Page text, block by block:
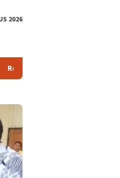
2026
Disorot Saat RDP, Royke